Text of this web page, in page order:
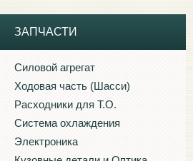
ЗАПЧАСТИ
Силовой агрегат
Ходовая часть (Шасси)
Расходники для Т.О.
Система охлаждения
Электроника